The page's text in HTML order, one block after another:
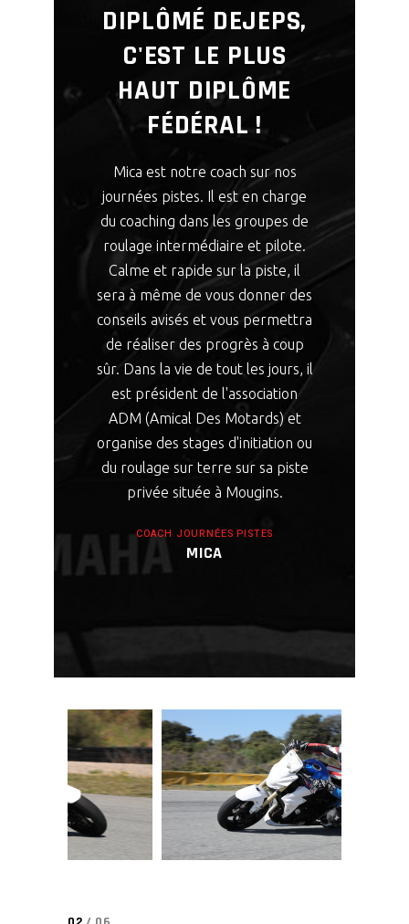
DIPLÔMÉ DEJEPS,
C'EST LE PLUS
HAUT DIPLÔME
FÉDÉRAL !
Mica est notre coach sur nos
journées pistes. Il est en charge
du coaching dans les groupes de
roulage intermédiaire et pilote.
Calme et rapide sur la piste, il
sera à même de vous donner des
conseils avisés et vous permettra
de réaliser des progrès à coup
sûr. Dans la vie de tout les jours, il
est président de l'association
ADM (Amical Des Motards) et
organise des stages d'initiation ou
du roulage sur terre sur sa piste
privée située à Mougins.
COACH JOURNÉES PISTES
MICA